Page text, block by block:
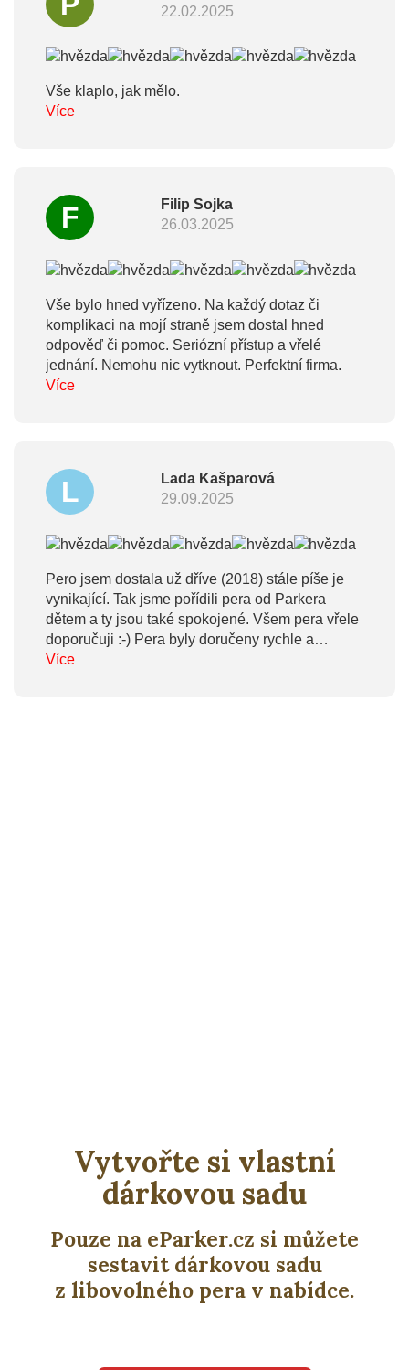
22.02.2025
Vše klaplo, jak mělo.
Více
F
Filip Sojka
26.03.2025
Vše bylo hned vyřízeno. Na každý dotaz či
komplikaci na mojí straně jsem dostal hned
odpověď či pomoc. Seriózní přístup a vřelé
jednání. Nemohu nic vytknout. Perfektní firma.
Více
L
Lada Kašparová
29.09.2025
Pero jsem dostala už dříve (2018) stále píše je
vynikající. Tak jsme pořídili pera od Parkera
dětem a ty jsou také spokojené. Všem pera vřele
doporučuji :-) Pera byly doručeny rychle a
perfektně zabalené. Potřebovala jsem dořešit pár
Více
Vytvořte si vlastní
dárkovou sadu
Pouze na eParker.cz si můžete
sestavit dárkovou sadu
z libovolného pera v nabídce.